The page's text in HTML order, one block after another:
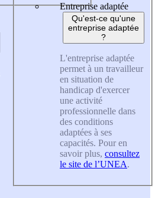
Entreprise adaptée
Qu'est-ce qu'une
entreprise adaptée
?
L'entreprise adaptée
permet à un travailleur
en situation de
handicap d'exercer
une activité
professionnelle dans
des conditions
adaptées à ses
capacités. Pour en
savoir plus, consultez
le site de l’UNEA.